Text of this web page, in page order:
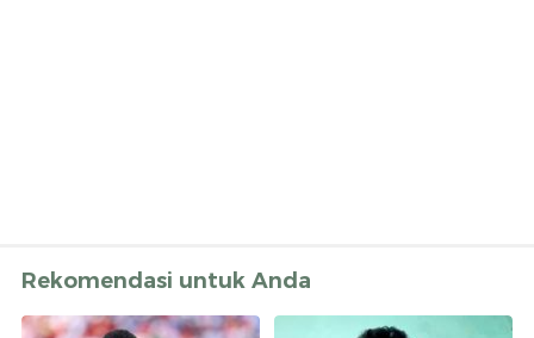
Rekomendasi untuk Anda